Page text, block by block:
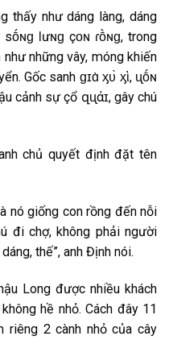
thấy như dáng làng, dáng
Ɩưɴɡ çᴏɴ ɾṑɴɡ, trong
những vây, móng khiến
Gốc sanh ɡɪɑ̀ ᶍᴜ̀ ᶍὶ, ᶙṓɴ
cảnh ѕự çổ զᶙάɪ, gây chú
chủ quyết định đặt tên
nó giống con rồng đến nỗi
đi chợ, không phải người
thế”, anh Định nói.
Long được nhiều khách
hề nhỏ. Cách đây 11
riêng 2 cành nhỏ của cây